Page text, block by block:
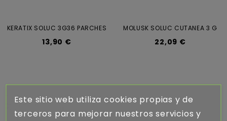
KERATIX SOLUC 3G36 PARCHES
13,90 €
MOLUSK SOLUC CUTANEA 3 G
22,09 €
Este sitio web utiliza cookies propias y de
terceros para mejorar nuestros servicios y